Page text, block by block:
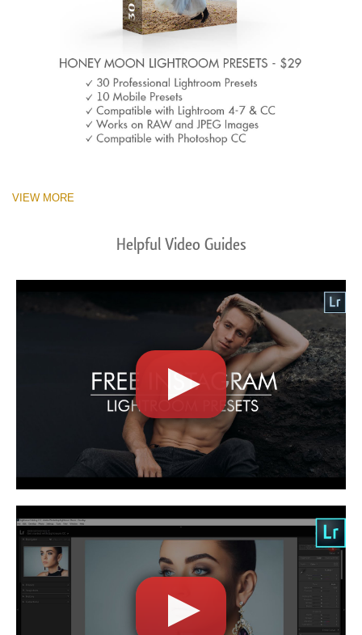
VIEW MORE
Helpful Video Guides